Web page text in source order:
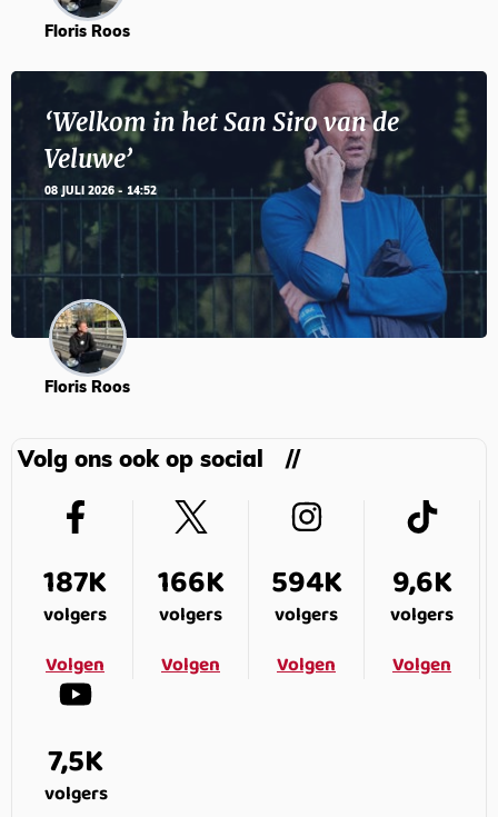
Floris Roos
‘Welkom in het San Siro van de
Veluwe’
08 JULI 2026 - 14:52
Floris Roos
Volg ons ook op social
187K
volgers
Volgen
166K
volgers
Volgen
594K
volgers
Volgen
9,6K
volgers
Volgen
7,5K
volgers